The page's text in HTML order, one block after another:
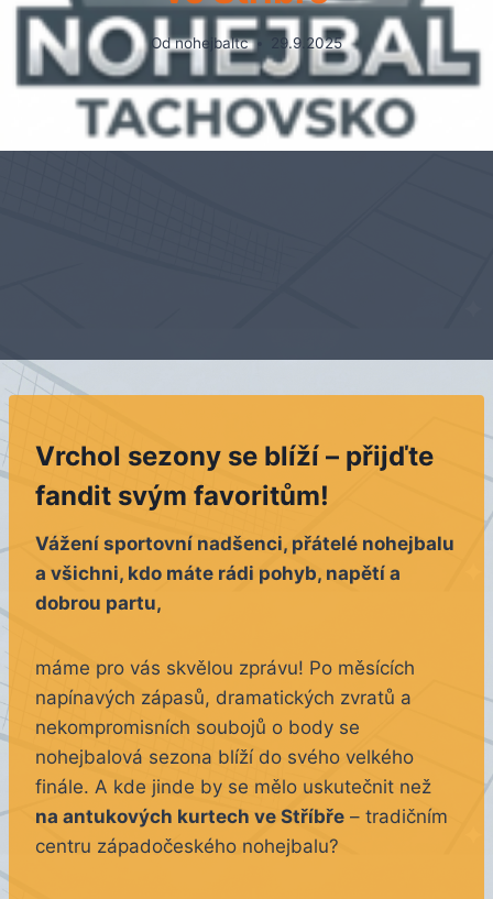
Odnohejbaltc 29.9.2025
Vrchol sezony se blíží – přijďte
fandit svým favoritům!
Vážení sportovní nadšenci, přátelé nohejbalu
a všichni, kdo máte rádi pohyb, napětí a
dobrou partu,
máme pro vás skvělou zprávu! Po měsících
napínavých zápasů, dramatických zvratů a
nekompromisních soubojů o body se
nohejbalová sezona blíží do svého velkého
finále. A kde jinde by se mělo uskutečnit než
na antukových kurtech ve Stříbře – tradičním
centru západočeského nohejbalu?